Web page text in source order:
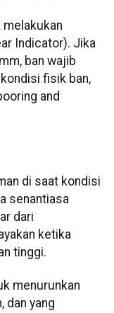
Indicator). Jika
ban wajib
fisik ban,
and
di saat kondisi
senantiasa
dari
ketika
tinggi.
menurunkan
dan yang